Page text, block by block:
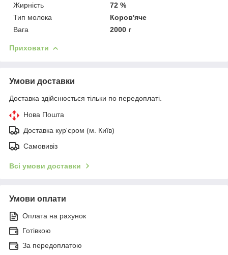
Жирність
72 %
Тип молока
Коров'яче
Вага
2000 г
Приховати
Умови доставки
Доставка здійснюється тільки по передоплаті.
Нова Пошта
Доставка кур'єром (м. Київ)
Самовивіз
Всі умови доставки
Умови оплати
Оплата на рахунок
Готівкою
За передоплатою